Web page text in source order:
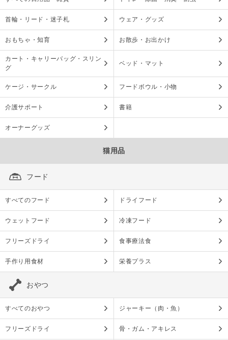
首輪・リード・迷子札 ウェア・グッズ
おもちゃ・知育 お散歩・お出かけ
カート・キャリーバッグ・スリン
グ
ベッド・マット
ケージ・サークル フードボウル・小物
介護サポート 書籍
オーナーグッズ
猫用品
フード
すべてのフード ドライフード
ウェットフード 冷凍フード
フリーズドライ 食事療法食
手作り用食材 栄養プラス
おやつ
すべてのおやつ ジャーキー（肉・魚）
フリーズドライ 骨・ガム・アキレス